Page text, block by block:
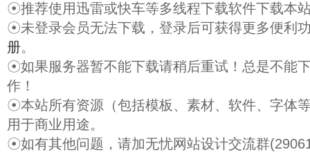
☉推荐使用迅雷或快车等多线程下载软件下载本
☉未登录会员无法下载，登录后可获得更多便利
册。
☉如果服务器暂不能下载请稍后重试！总是不能
作！
☉本站所有资源（包括模板、素材、软件、字体
用于商业用途。
☉如有其他问题，请加无忧网站设计交流群